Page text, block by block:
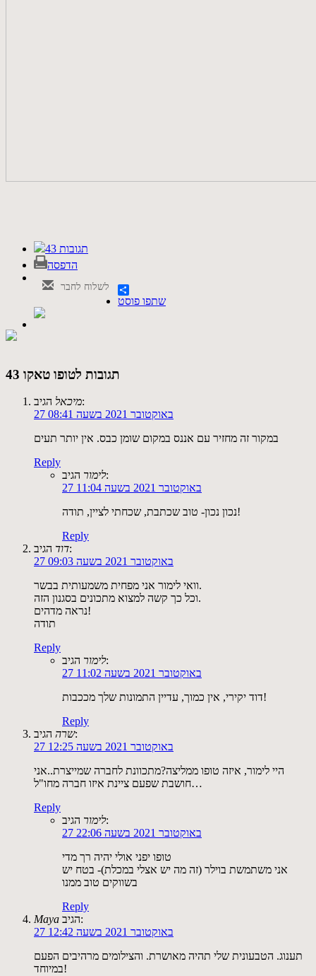
43 תגובות
הדפסה
לשלוח לחבר
שתפו פוסט
43 תגובות לטופו טאקו
מיכאלהגיב:
27 באוקטובר 2021 בשעה 08:41
במקור זה מחזיר עם אננס במקום שומן כבס. אין יותר תעים
Reply
לימורהגיב:
27 באוקטובר 2021 בשעה 11:04
נכון נכון- טוב שכתבת, שכחתי לציין, תודה!
Reply
דודהגיב:
27 באוקטובר 2021 בשעה 09:03
וואי לימור אני מפחית משמעותית בבשר.
וכל כך קשה למצוא מתכונים בסגנון הזה.
נראה מדהים!
תודה
Reply
לימורהגיב:
27 באוקטובר 2021 בשעה 11:02
דוד יקירי, אין כמוך, עדיין התמונות שלך מככבות!
Reply
שרההגיב:
27 באוקטובר 2021 בשעה 12:25
היי לימור, איזה טופו ממליצה?מתכוונת לחברה שמייצרת..אני
חושבת שפעם ציינת איזו חברה מחו"ל…
Reply
לימורהגיב:
27 באוקטובר 2021 בשעה 22:06
טופו יפני אולי יהיה רך מדי
אני משתמשת בוילר (זה מה יש אצלי במכלת)- בטח יש
בשווקים טוב ממנו
Reply
Maya
הגיב:
27 באוקטובר 2021 בשעה 12:42
תענוג. הטבעונית שלי תהיה מאושרת. והצילומים מרהיבים הפעם
במיוחד!